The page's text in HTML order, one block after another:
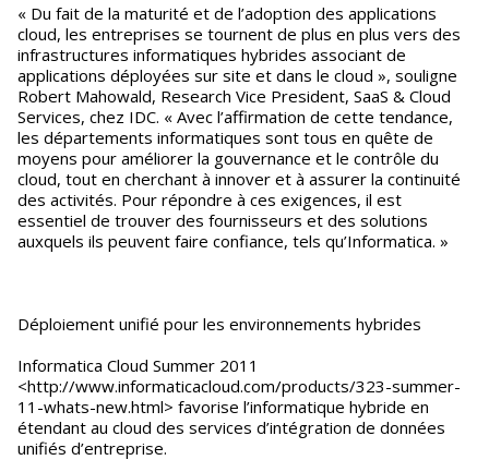
« Du fait de la maturité et de l’adoption des applications
cloud, les entreprises se tournent de plus en plus vers des
infrastructures informatiques hybrides associant de
applications déployées sur site et dans le cloud », souligne
Robert Mahowald, Research Vice President, SaaS & Cloud
Services, chez IDC. « Avec l’affirmation de cette tendance,
les départements informatiques sont tous en quête de
moyens pour améliorer la gouvernance et le contrôle du
cloud, tout en cherchant à innover et à assurer la continuité
des activités. Pour répondre à ces exigences, il est
essentiel de trouver des fournisseurs et des solutions
auxquels ils peuvent faire confiance, tels qu’Informatica. »
Déploiement unifié pour les environnements hybrides
Informatica Cloud Summer 2011
<http://www.informaticacloud.com/products/323-summer-
11-whats-new.html> favorise l’informatique hybride en
étendant au cloud des services d’intégration de données
unifiés d’entreprise.